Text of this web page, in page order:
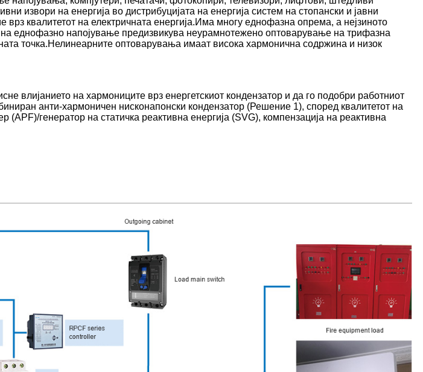
извори на енергија во дистрибуцијата на енергија систем на стопански и јавни
квалитетот на електричната енергија.Има многу еднофазна опрема, а нејзиното
еднофазно напојување предизвикува неурамнотежено оптоварување на трифазна
точка.Нелинеарните оптоварувања имаат висока хармонична содржина и низок
влијанието на хармониците врз енергетскиот кондензатор и да го подобри работниот
анти-хармоничен нисконапонски кондензатор (Решение 1), според квалитетот на
генератор на статичка реактивна енергија (SVG), компензација на реактивна